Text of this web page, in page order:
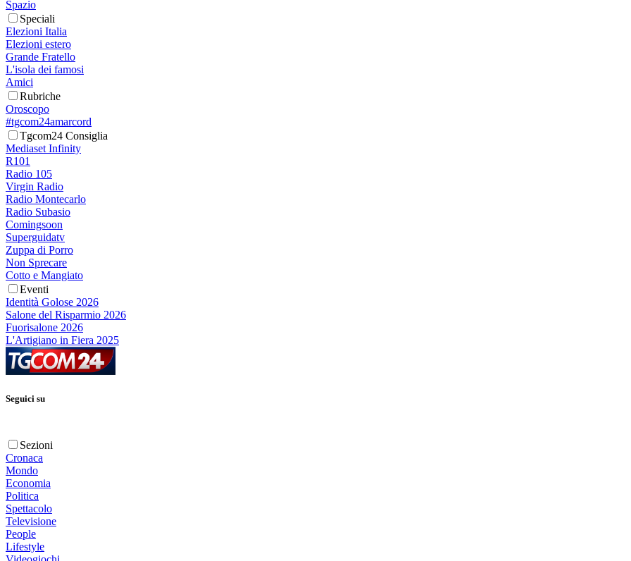
Spazio
Speciali
Elezioni Italia
Elezioni estero
Grande Fratello
L'isola dei famosi
Amici
Rubriche
Oroscopo
#tgcom24amarcord
Tgcom24 Consiglia
Mediaset Infinity
R101
Radio 105
Virgin Radio
Radio Montecarlo
Radio Subasio
Comingsoon
Superguidatv
Zuppa di Porro
Non Sprecare
Cotto e Mangiato
Eventi
Identità Golose 2026
Salone del Risparmio 2026
Fuorisalone 2026
L'Artigiano in Fiera 2025
Seguici su
Sezioni
Cronaca
Mondo
Economia
Politica
Spettacolo
Televisione
People
Lifestyle